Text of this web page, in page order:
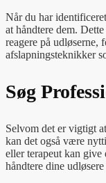
Når du har
at håndtere dem.
reagere på udløserne,
afslapningsteknikker
Søg
Selvom det er vigtigt
kan det også være
eller terapeut kan
håndtere dine